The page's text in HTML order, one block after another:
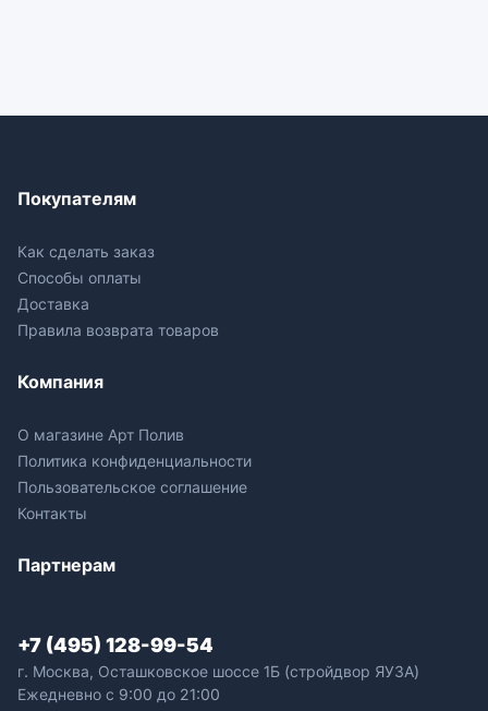
Покупателям
Как сделать заказ
Способы оплаты
Доставка
Правила возврата товаров
Компания
О магазине Арт Полив
Политика конфиденциальности
Пользовательское соглашение
Контакты
Партнерам
+7 (495) 128-99-54
г. Москва, Осташковское шоссе 1Б (стройдвор ЯУЗА)
Ежедневно с 9:00 до 21:00